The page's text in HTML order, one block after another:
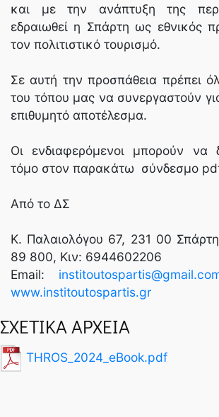
και με την ανάπτυξη της
εδραιωθεί η Σπάρτη ως εθνικός
τον πολιτιστικό τουρισμό.
Σε αυτή την προσπάθεια πρέπει
του τόπου μας να συνεργαστούν
επιθυμητό αποτέλεσμα.
Οι ενδιαφερόμενοι μπορούν να
τόμο στον παρακάτω σύνδεσμο
Από το ΔΣ
K. Παλαιολόγου 67, 231 00
89 800, Κιν: 6944602206
Email:
www.institoutospartis.gr
ΣΧΕΤΙΚΑ ΑΡΧΕΙΑ
THROS_2024_eBook.pdf